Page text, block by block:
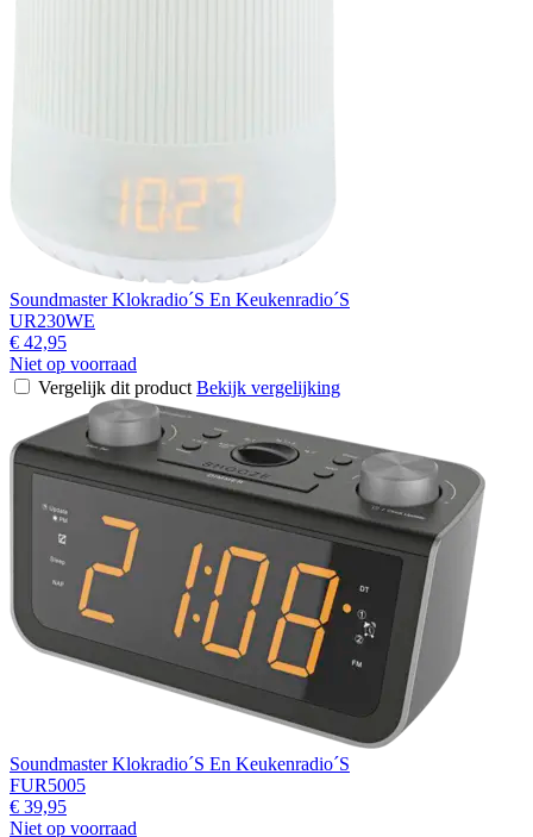
Soundmaster Klokradio´S En Keukenradio´S
UR230WE
€ 42,95
Niet op voorraad
Vergelijk dit product Bekijk vergelijking
Soundmaster Klokradio´S En Keukenradio´S
FUR5005
€ 39,95
Niet op voorraad